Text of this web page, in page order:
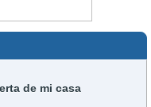
de mi casa